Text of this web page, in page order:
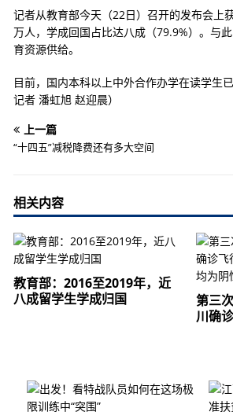
部分栖息地
主题展
暇顾及
暗刷屏”
节堪称侦探片
记者从教育部今天（22日）召开的发布会上
万人，学成回国占比达八成（79.9%）。与
育资源供给。
目前，国内本科以上中外合作办学在读学生
记者 潘虹旭 赵迎晨）
上一篇
“十四五”减税降费还有多大空间
相关内容
教育部：2016至2019年，近
八成留学生学成归国
第三
川确